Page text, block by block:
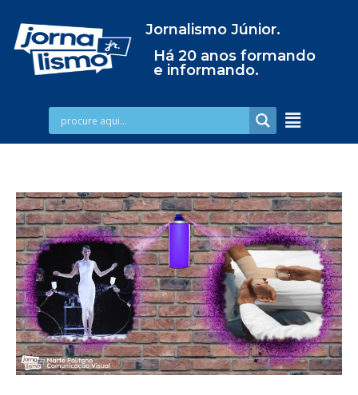
Jornalismo Júnior.
Há 20 anos formando
e informando.